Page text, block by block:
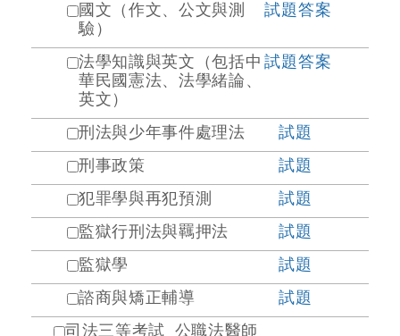
國文（作文、公文與測
驗）
試題答案
法學知識與英文（包括中
華民國憲法、法學緒論、
英文）
試題答案
刑法與少年事件處理法
試題
刑事政策
試題
犯罪學與再犯預測
試題
監獄行刑法與羈押法
試題
監獄學
試題
諮商與矯正輔導
試題
司法三等考試_公職法醫師